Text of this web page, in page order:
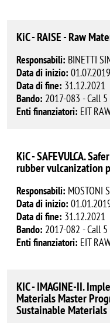
KiC - RAISE - Raw
Responsabili: BINETTI
Data di inizio: 01.07.2019
Data di fine: 31.12.2021
Bando: 2017-083 - Call
Enti finanziatori: EIT
KiC - SAFEVULCA.
rubber vulcanization
Responsabili: MOSTONI
Data di inizio:
Data di fine: 31.12.2021
Bando: 2017-082 - Call
Enti finanziatori: EIT
KIC - IMAGINE-II.
Materials Master
Sustainable Materials